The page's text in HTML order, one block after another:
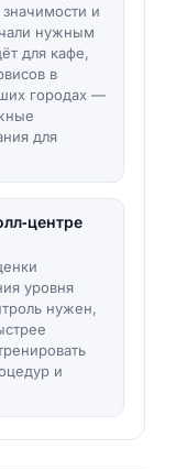
и
нужным
для кафе,
в
городах —
для
уровня
нужен,
и